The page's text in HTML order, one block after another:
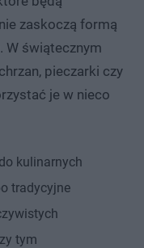
zaskoczą formą
W świątecznym
pieczarki czy
je w nieco
kulinarnych
tradycyjne
tym